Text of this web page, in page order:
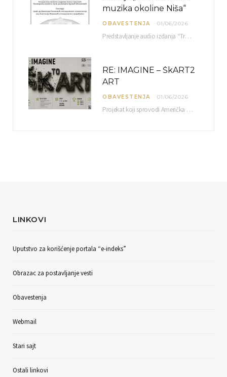
muzika okoline Niša“
OBAVESTENJA 01/06/2026
Predstavljanje audio izdanja “Tradicionalna muzika okoline Niša” organizuje se u okviru projekta O-10-17 Muzičko nasleđe jugoistočne…
RE: IMAGINE – ŠkART2
ART
OBAVESTENJA 01/06/2026
Projekat koji sprovodi Američka privredna komora uz podrŝku kompanije Philip Morris International, sa ciljem povezivanja…
LINKOVI
Uputstvo za korišćenje portala “e-indeks”
Obrazac za postavljanje vesti
Obavestenja
Webmail
Stari sajt
Ostali linkovi